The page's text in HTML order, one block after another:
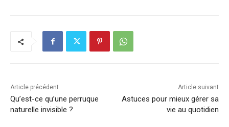
Article précédent
Qu’est-ce qu’une perruque
naturelle invisible ?
Article suivant
Astuces pour mieux gérer sa
vie au quotidien